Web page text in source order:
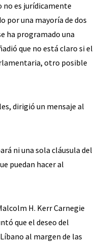
es jurídicamente
por una mayoría de dos
ha programado una
que no está claro si el
otro posible
dirigió un mensaje al
ni una sola cláusula del
puedan hacer al
H. Kerr Carnegie
que el deseo del
al margen de las